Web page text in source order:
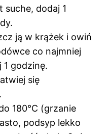
suche, dodaj 1
ją w krążek i owiń
co najmniej
1 godzinę.
się
180°C (grzanie
podsyp lekko